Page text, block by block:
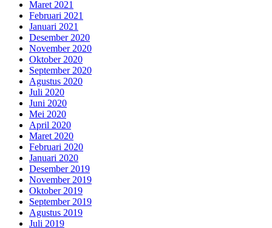
Maret 2021
Februari 2021
Januari 2021
Desember 2020
November 2020
Oktober 2020
September 2020
Agustus 2020
Juli 2020
Juni 2020
Mei 2020
April 2020
Maret 2020
Februari 2020
Januari 2020
Desember 2019
November 2019
Oktober 2019
September 2019
Agustus 2019
Juli 2019